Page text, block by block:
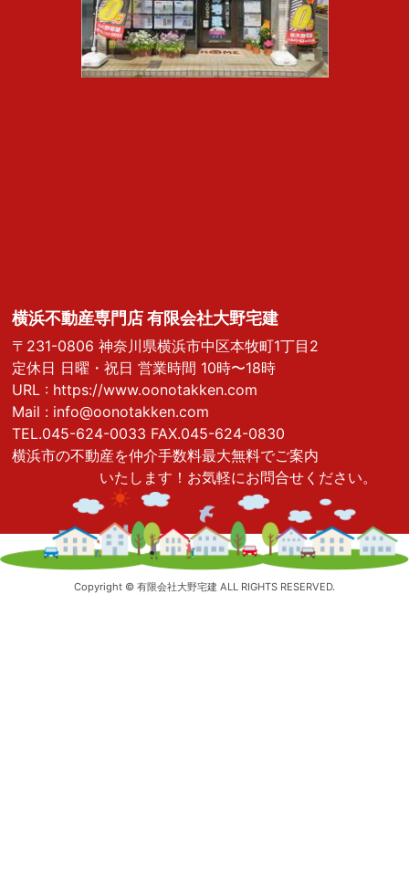
横浜不動産専門店 有限会社大野宅建
〒231-0806 神奈川県横浜市中区本牧町1丁目2
定休日 日曜・祝日 営業時間 10時〜18時
URL : https://www.oonotakken.com
Mail : info@oonotakken.com
TEL.045-624-0033 FAX.045-624-0830
横浜市の不動産を仲介手数料最大無料でご案内
いたします！お気軽にお問合せください。
Copyright © 有限会社大野宅建 ALL RIGHTS RESERVED.